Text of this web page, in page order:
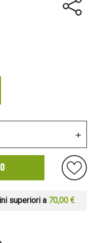
+
superiori a 70,00 €